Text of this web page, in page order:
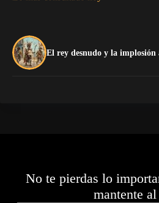
El rey desnudo y la implosión
No te pierdas lo
mantente